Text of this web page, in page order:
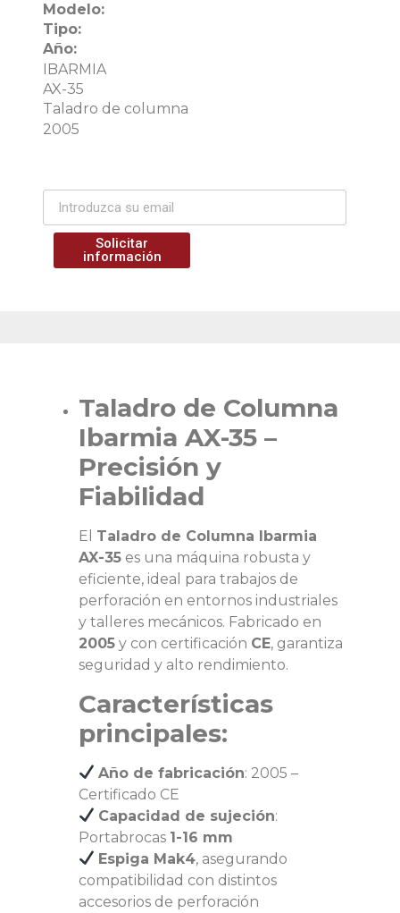
Modelo:
Tipo:
Año:
IBARMIA
AX-35
Taladro de columna
2005
Solicitar
información
Taladro de Columna
Ibarmia AX-35 –
Precisión y
Fiabilidad
El Taladro de Columna Ibarmia
AX-35 es una máquina robusta y
eficiente, ideal para trabajos de
perforación en entornos industriales
y talleres mecánicos. Fabricado en
2005 y con certificación CE, garantiza
seguridad y alto rendimiento.
Características
principales:
Año de fabricación: 2005 –
Certificado CE
Capacidad de sujeción:
Portabrocas 1-16 mm
Espiga Mak4, asegurando
compatibilidad con distintos
accesorios de perforación